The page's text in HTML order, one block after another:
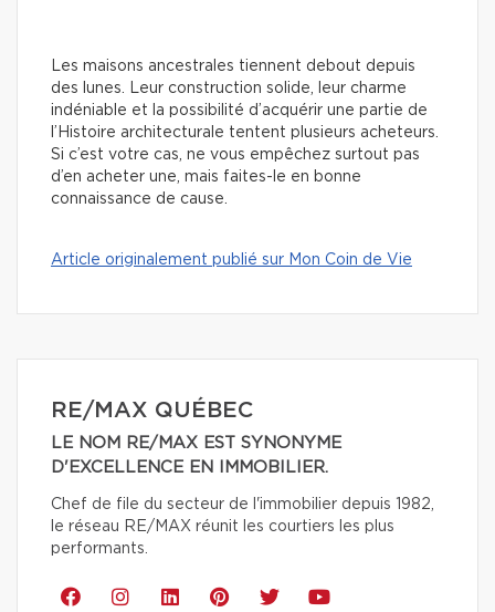
Les maisons ancestrales tiennent debout depuis
des lunes. Leur construction solide, leur charme
indéniable et la possibilité d’acquérir une partie de
l’Histoire architecturale tentent plusieurs acheteurs.
Si c’est votre cas, ne vous empêchez surtout pas
d’en acheter une, mais faites-le en bonne
connaissance de cause.
Article originalement publié sur Mon Coin de Vie
RE/MAX QUÉBEC
LE NOM RE/MAX EST SYNONYME
D'EXCELLENCE EN IMMOBILIER.
Chef de file du secteur de l'immobilier depuis 1982,
le réseau RE/MAX réunit les courtiers les plus
performants.